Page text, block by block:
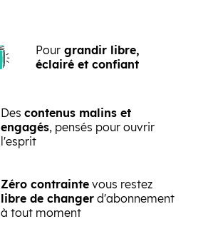
Pour grandir libre,
éclairé et confiant
Des contenus malins et
engagés, pensés pour ouvrir
l'esprit
Zéro contrainte vous restez
libre de changer d'abonnement
à tout moment